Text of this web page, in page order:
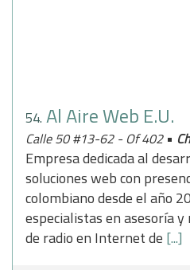
54. Al Aire Web E.U.
Calle 50 #13-62 - Of 402 •
Empresa dedicada al
soluciones web con
colombiano desde el año
especialistas en asesoría
de radio en Internet de [...]